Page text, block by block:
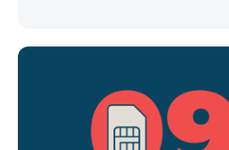
самым соглашаясь с его
размещенными на сайте
публичной офертой.